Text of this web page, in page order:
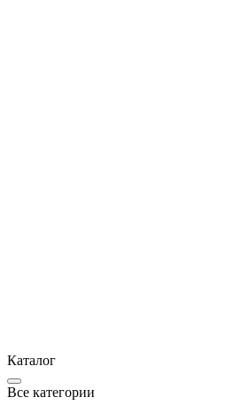
Каталог
Все категории